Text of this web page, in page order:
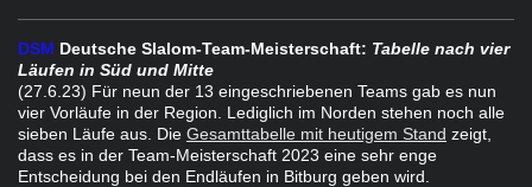
DSM Deutsche Slalom-Team-Meisterschaft: Tabelle nach vier
Läufen in Süd und Mitte
(27.6.23) Für neun der 13 eingeschriebenen Teams gab es nun
vier Vorläufe in der Region. Lediglich im Norden stehen noch alle
sieben Läufe aus. Die Gesamttabelle mit heutigem Stand zeigt,
dass es in der Team-Meisterschaft 2023 eine sehr enge
Entscheidung bei den Endläufen in Bitburg geben wird.